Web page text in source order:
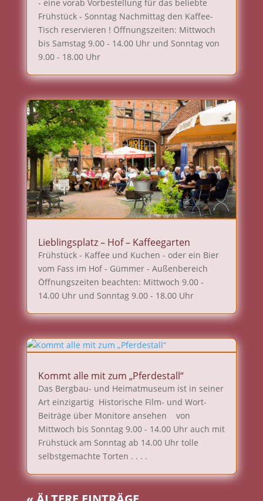
- eine vorab Vorbestellung für das beliebte
Frühstück - Sonntag Nachmittag den Kaffee-
Tisch reservieren ! Öffnungszeiten: Mittwoch
bis Samstag 9.00 - 14.00 Uhr und Sonntag von
9.00 - 18.00 Uhr
Lieblingsplatz – Hof – Kaffeegarten
Frühstück - Kaffee und Kuchen - oder ein Bier
vom Fass im Hof - Gümmer - Außenbereich
Öffnungszeiten beachten: Mittwoch 9.00 -
14.00 Uhr und Sonntag 9.00 - 18.00 Uhr
Kommt alle mit zum „Pferdestall“
Das Bergbau- und Heimatmuseum ist in seiner
Art einzigartig Historische Film- und Wort-
Beiträge über Monitore ansehen von
Mittwoch bis Sonntag 9.00 - 14.00 Uhr auch mit
Frühstück am Sonntag ab 14.00 Uhr tolle
selbstgemachte Torten . . . .